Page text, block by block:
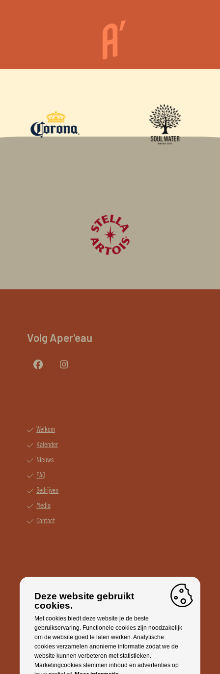
Volg Aper'eau
Welkom
Kalender
Nieuws
FAQ
Bedrijven
Media
Contact
Contact
Algemene vragen:info@apereau.be
Interesse in een samenwerking? Neem contact op met ons via
partnerships@daretodream.be
Deze website gebruikt
cookies.
Met cookies biedt deze website je de beste
gebruikservaring. Functionele cookies zijn noodzakelijk
om de website goed te laten werken. Analytische
cookies verzamelen anonieme informatie zodat we de
website kunnen verbeteren met statistieken.
Marketingcookies stemmen inhoud en advertenties op